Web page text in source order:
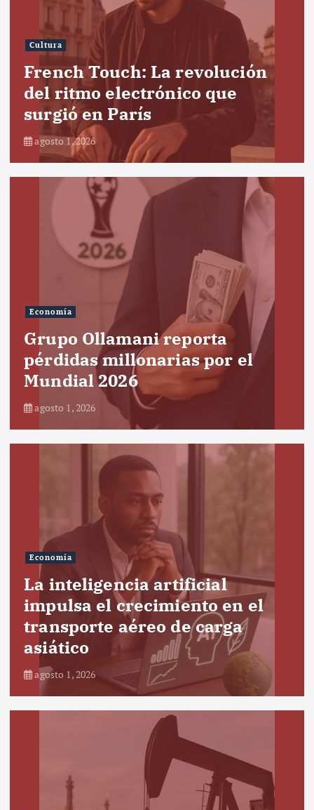
Cultura
French Touch: La revolución
del ritmo electrónico que
surgió en París
agosto 1, 2026
Economía
Grupo Ollamani reporta
pérdidas millonarias por el
Mundial 2026
agosto 1, 2026
Economía
La inteligencia artificial
impulsa el crecimiento en el
transporte aéreo de carga
asiático
agosto 1, 2026